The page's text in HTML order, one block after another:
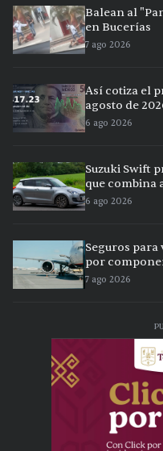
Balean al
en Bucerías
7 ago 2026
Así cotiza el
agosto de
6 ago 2026
Suzuki Swift
que combina
6 ago 2026
Seguros
por
7 ago 2026